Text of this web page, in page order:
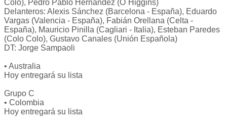
Colo), Pedro Pablo Hernández (O´Higgins)
Delanteros: Alexis Sánchez (Barcelona - España), Eduardo
Vargas (Valencia - España), Fabián Orellana (Celta -
España), Mauricio Pinilla (Cagliari - Italia), Esteban Paredes
(Colo Colo), Gustavo Canales (Unión Española)
DT: Jorge Sampaoli
• Australia
Hoy entregará su lista
Grupo C
• Colombia
Hoy entregará su lista